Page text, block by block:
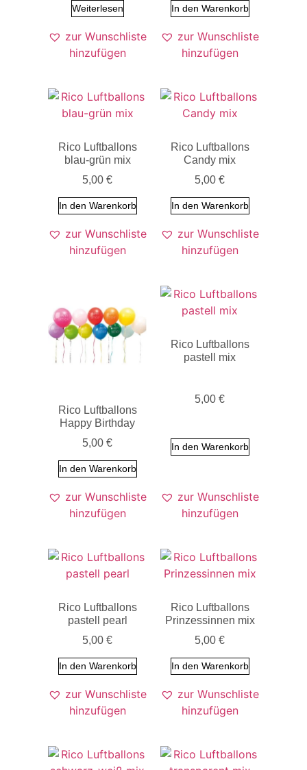
Weiterlesen
zur Wunschliste
hinzufügen
In den Warenkorb
zur Wunschliste
hinzufügen
Rico Luftballons
blau-grün mix
5,00 €
In den Warenkorb
zur Wunschliste
hinzufügen
Rico Luftballons
Candy mix
5,00 €
In den Warenkorb
zur Wunschliste
hinzufügen
Rico Luftballons
Happy Birthday
5,00 €
In den Warenkorb
zur Wunschliste
hinzufügen
Rico Luftballons
pastell mix
5,00 €
In den Warenkorb
zur Wunschliste
hinzufügen
Rico Luftballons
pastell pearl
5,00 €
In den Warenkorb
zur Wunschliste
hinzufügen
Rico Luftballons
Prinzessinnen mix
5,00 €
In den Warenkorb
zur Wunschliste
hinzufügen